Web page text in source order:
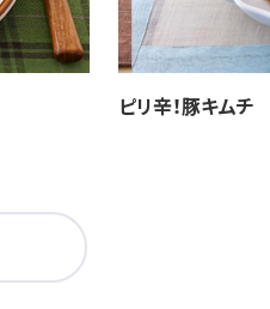
ピリ辛！豚キムチ